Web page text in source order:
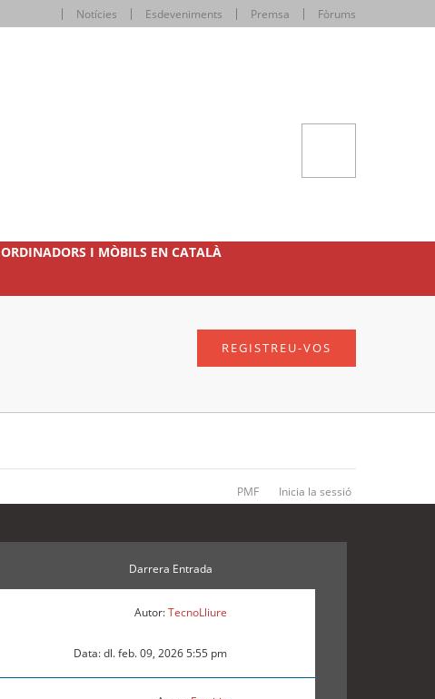
Notícies Esdeveniments Premsa Fòrums
ORDINADORS I MÒBILS EN CATALÀ
REGISTREU-VOS
PMF Inicia la sessió
Darrera Entrada
Autor:TecnoLliure
Data: dl. feb. 09, 2026 5:55 pm